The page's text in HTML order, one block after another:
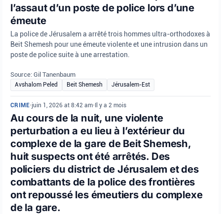
l’assaut d’un poste de police lors d’une
émeute
La police de Jérusalem a arrêté trois hommes ultra-orthodoxes à
Beit Shemesh pour une émeute violente et une intrusion dans un
poste de police suite à une arrestation.
Source: Gil Tanenbaum
Avshalom Peled Beit Shemesh Jérusalem-Est
CRIME•juin 1, 2026 at 8:42 am• Il y a 2 mois
Au cours de la nuit, une violente
perturbation a eu lieu à l’extérieur du
complexe de la gare de Beit Shemesh,
huit suspects ont été arrêtés. Des
policiers du district de Jérusalem et des
combattants de la police des frontières
ont repoussé les émeutiers du complexe
de la gare.